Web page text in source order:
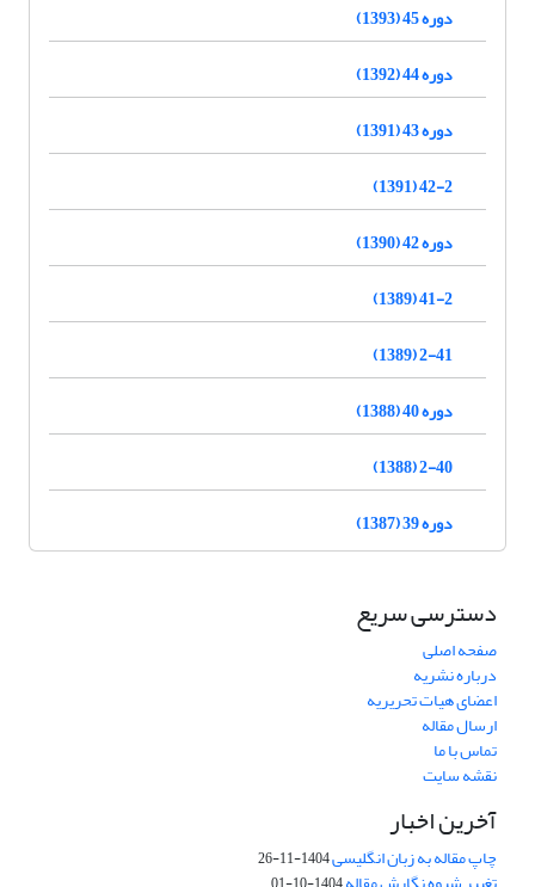
دوره 45 (1393)
دوره 44 (1392)
دوره 43 (1391)
42-2 (1391)
دوره 42 (1390)
41-2 (1389)
2-41 (1389)
دوره 40 (1388)
2-40 (1388)
دوره 39 (1387)
دسترسی سریع
صفحه اصلی
درباره نشریه
اعضای هیات تحریریه
ارسال مقاله
تماس با ما
نقشه سایت
آخرین اخبار
چاپ مقاله به زبان انگلیسی1404-11-26